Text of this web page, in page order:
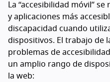
La “accesibilidad móvil”
y aplicaciones más
discapacidad cuando
dispositivos. El trabajo de
problemas de
un amplio rango de
la web: